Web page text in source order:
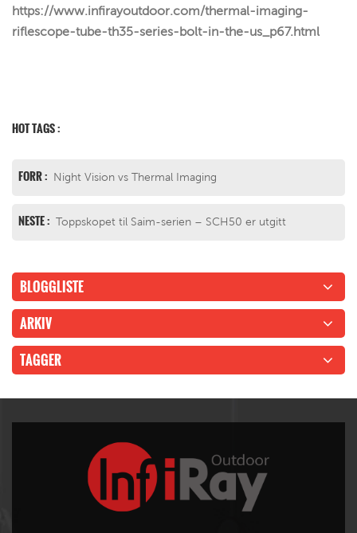
https://www.infirayoutdoor.com/thermal-imaging-
riflescope-tube-th35-series-bolt-in-the-us_p67.html
HOT TAGS :
FORR : Night Vision vs Thermal Imaging
NESTE : Toppskopet til Saim-serien – SCH50 er utgitt
BLOGGLISTE
ARKIV
TAGGER